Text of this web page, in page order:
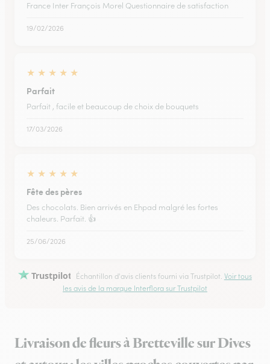
France Inter François Morel Questionnaire de satisfaction
19/02/2026
★ ★ ★ ★ ★
Parfait
Parfait , facile et beaucoup de choix de bouquets
17/03/2026
★ ★ ★ ★ ★
Fête des pères
Des chocolats. Bien arrivés en Ehpad malgré les fortes
chaleurs. Parfait. 👍
25/06/2026
Trustpilot Échantillon d'avis clients fourni via Trustpilot. Voir tous
les avis de la marque Interflora sur Trustpilot
Livraison de fleurs à Bretteville sur Dives